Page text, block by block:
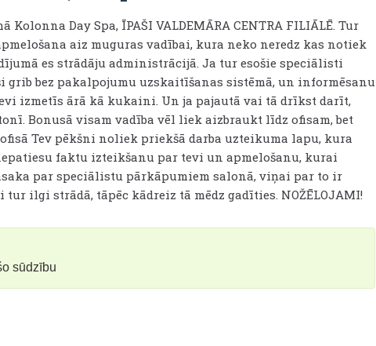
Day Spa, ĪPAŠI VALDEMĀRA CENTRA FILIĀLĒ. Tur
aiz muguras vadībai, kura neko neredz kas notiek
es strādāju administrācijā. Ja tur esošie speciālisti
grib bez pakalpojumu uzskaitīšanas sistēmā, un informēsanu
izmetīs ārā kā kukaini. Un ja pajautā vai tā drīkst darīt,
Bonusā visam vadība vēl liek aizbraukt līdz ofisam, bet
Tev pēkšni noliek priekšā darba uzteikuma lapu, kura
faktu izteikšanu par tevi un apmelošanu, kurai
par speciālistu pārkāpumiem salonā, viņai par to ir
ilgi strādā, tāpēc kādreiz tā mēdz gadīties. NOŽĒLOJAMI!
sūdzību